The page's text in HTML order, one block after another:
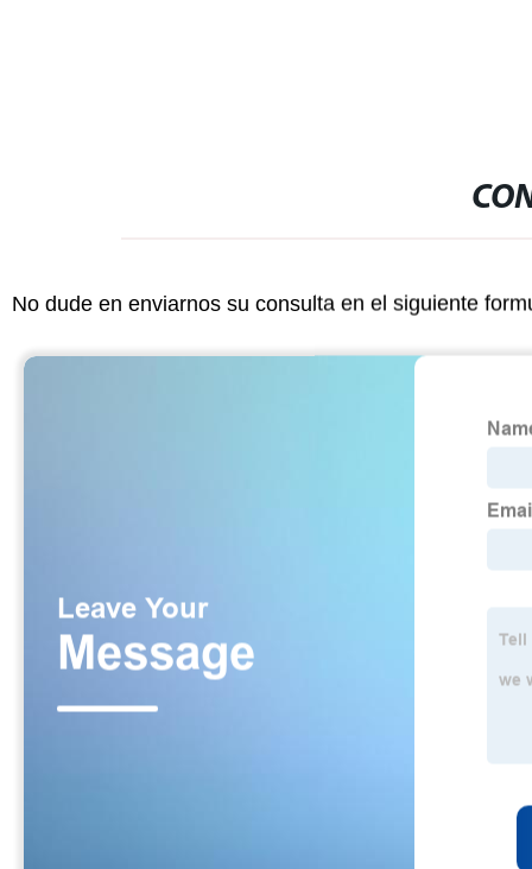
No dude en enviarnos su consulta en el siguiente